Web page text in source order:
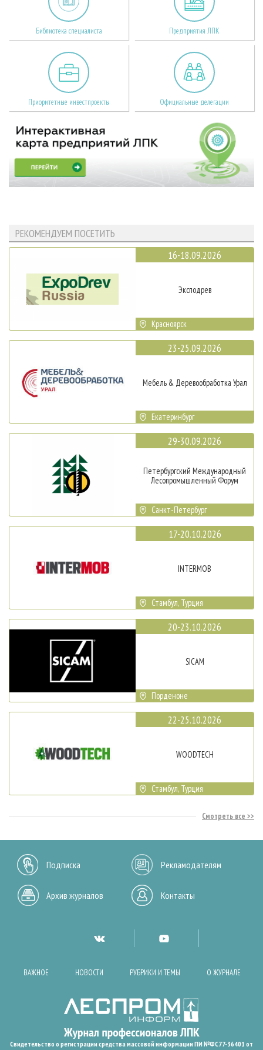
Библиотека специалиста Предприятия ЛПК
Приоритетные инвестпроекты Официальные делегации
РЕКОМЕНДУЕМ ПОСЕТИТЬ
16-18.09.2026
Эксподрев
Красноярск
23-25.09.2026
Мебель & Деревообработка Урал
Екатеринбург
29-30.09.2026
Петербургский Международный
Лесопромышленный Форум
Санкт-Петербург
17-20.10.2026
INTERMOB
Стамбул, Турция
20-23.10.2026
SICAM
Порденоне
22-25.10.2026
WOODTECH
Стамбул, Турция
Смотреть все
Подписка Рекламодателям
Архив журналов Контакты
ВАЖНОЕ НОВОСТИ РУБРИКИ И ТЕМЫ О ЖУРНАЛЕ
Свидетельство о регистрации средства массовой информации ПИ №ФС77-36401 от